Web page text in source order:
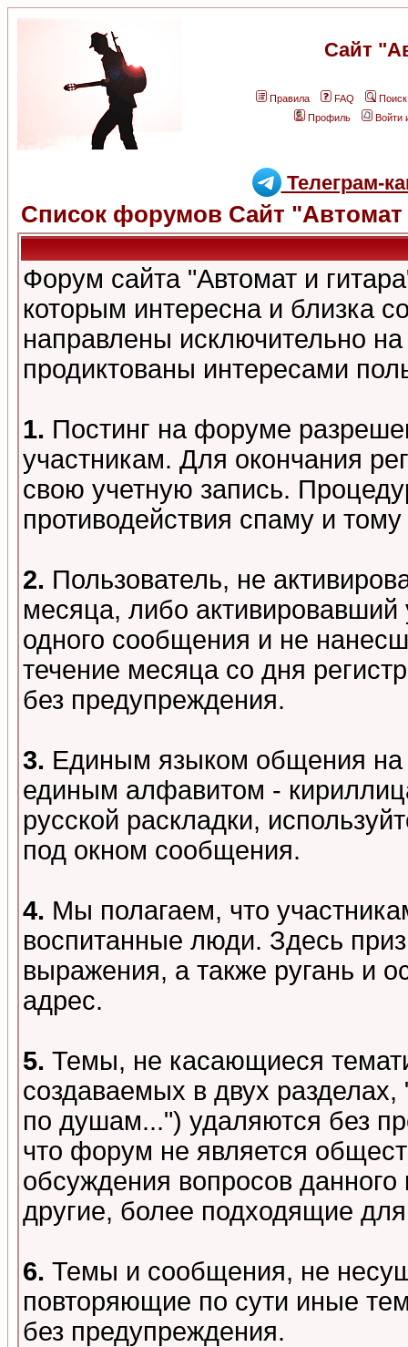
Сайт
Правила FAQ
Поиск
Профиль
Войти
Телеграм-
Список форумов Сайт "Автомат
Форум сайта "Автомат и
которым интересна и близка
направлены исключительно
продиктованы интересами
1. Постинг на форуме
участникам. Для окончания
свою учетную запись.
противодействия спаму и
2. Пользователь, не
месяца, либо
одного сообщения и не
течение месяца со дня
без предупреждения.
3. Единым языком общения на
единым алфавитом -
русской раскладки,
под окном сообщения.
4. Мы полагаем, что
воспитанные люди. Здесь
выражения, а также ругань и
адрес.
5. Темы, не касающиеся
создаваемых в двух
по душам...") удаляются без
что форум не является
обсуждения вопросов данного
другие, более подходящие для
6. Темы и сообщения, не
повторяющие по сути иные
без предупреждения.